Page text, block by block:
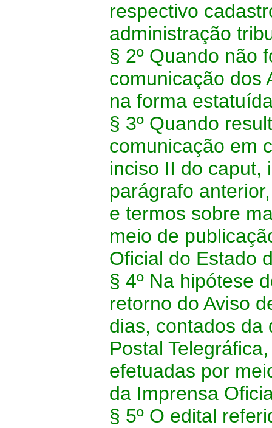
respectivo
administração
§ 2º Quando não
comunicação dos
na forma
§ 3º Quando
comunicação em
inciso II do caput,
parágrafo
e termos sobre
meio de
Oficial do Estado
§ 4º Na hipótese
retorno do Aviso
dias, contados da
Postal
efetuadas por
da Imprensa
§ 5º O edital